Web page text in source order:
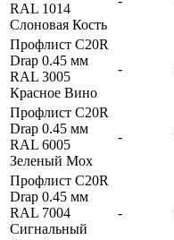
RAL 1014
Слоновая Кость
Профлист С20R
Drap 0.45 мм
RAL 3005
Красное Вино
-
Профлист С20R
Drap 0.45 мм
RAL 6005
Зеленый Мох
-
Профлист С20R
Drap 0.45 мм
RAL 7004
Сигнальный
-